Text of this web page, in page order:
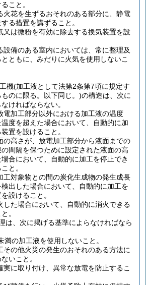
こと。
火花を生ずるおそれのある部分に、静電
る措置を講ずること。
又は微粉を有効に除去する換気装置を設
設備のある室内においては、常に整理及
ともに、みだりに火気を使用しないこ
機(加工液として法第2条第7項に規定す
のに限る。以下同じ。)の構造は、次に
ければならない。
電加工部分以外における加工液の温度
度を超えた場合において、自動的に加
置を設けること。
の高さが、放電加工部分から液面までの
間隔を保つために設定された液面の高
合において、自動的に加工を停止でき
と。
工対象物との間の炭化生成物の発生成長
出した場合において、自動的に加工を
設けること。
した場合において、自動的に消火できる
。
は、次に掲げる基準によらなければなら
満の加工液を使用しないこと。
その他火災の発生のおそれのある方法に
いこと。
実に取り付け、異常な放電を防止するこ